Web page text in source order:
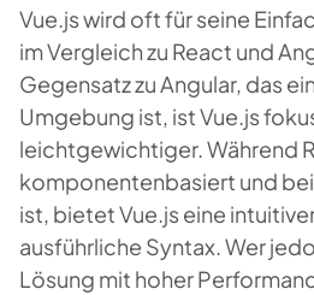
Vue.js wird oft für seine
im Vergleich zu React und
Gegensatz zu Angular, das
Umgebung ist, ist Vue.js
leichtgewichtiger. Während
komponentenbasiert und
ist, bietet Vue.js eine
ausführliche Syntax. Wer
Lösung mit hoher